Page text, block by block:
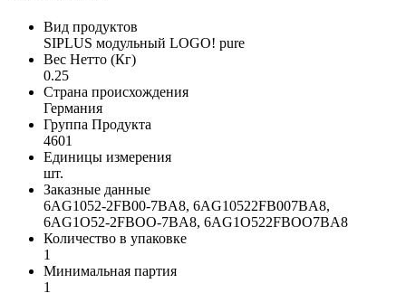
Вид продуктов
SIPLUS модульный LOGO! pure
Вес Нетто (Кг)
0.25
Страна происхождения
Германия
Группа Продукта
4601
Единицы измерения
шт.
Заказные данные
6AG1052-2FB00-7BA8, 6AG10522FB007BA8,
6AG1O52-2FBOO-7BA8, 6AG1O522FBOO7BA8
Количество в упаковке
1
Минимальная партия
1